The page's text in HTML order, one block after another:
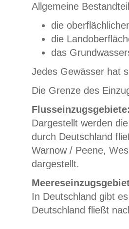
Allgemeine
die
die
das
Jedes Gewässer hat
Die Grenze des
Dargestellt werden
durch Deutschland
Warnow / Peene,
dargestellt.
In Deutschland gibt
Deutschland fließt